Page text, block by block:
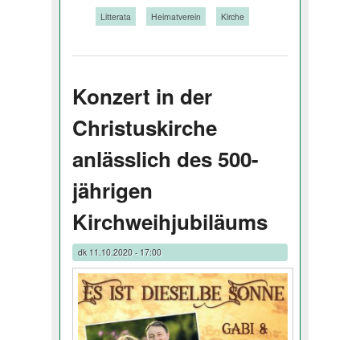
Litterata Heimatverein Kirche
Konzert in der
Christuskirche
anlässlich des 500-
jährigen
Kirchweihjubiläums
dk11.10.2020 - 17:00